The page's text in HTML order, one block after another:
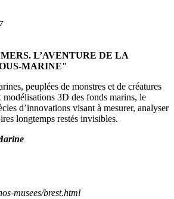
L’AVENTURE DE LA
MARINE"
peuplées de monstres et de créatures
modélisations 3D des fonds marins, le
d’innovations visant à mesurer, analyser
longtemps restés invisibles.
musees/brest.html